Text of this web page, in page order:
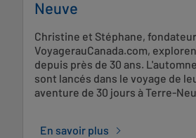
Neuve
Christine et Stéphane,
VoyagerauCanada.com,
depuis près de 30 ans.
sont lancés dans le voyage de
aventure de 30 jours à Terre-
En savoir plus